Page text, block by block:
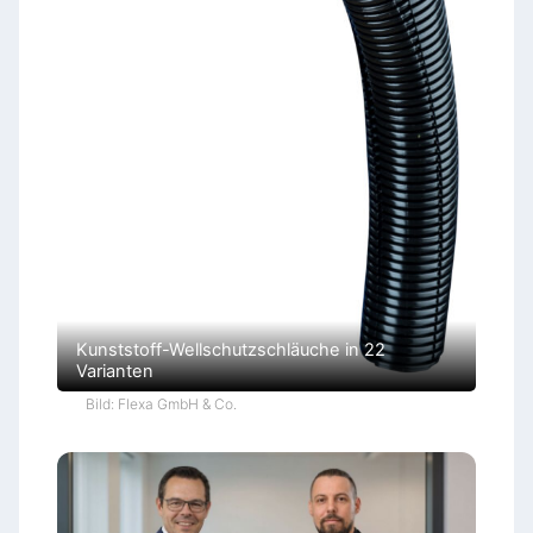
Kunststoff-Wellschutzschläuche in 22
Varianten
Bild: Flexa GmbH & Co.